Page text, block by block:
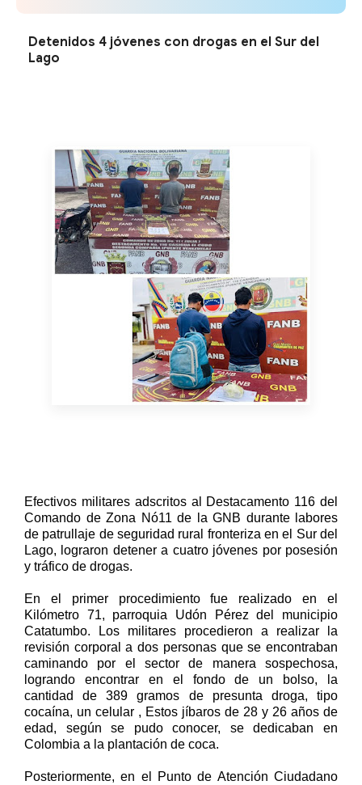
Detenidos 4 jóvenes con drogas en el Sur del
Lago
Efectivos militares adscritos al Destacamento 116 del
Comando de Zona Nó11 de la GNB durante labores
de patrullaje de seguridad rural fronteriza en el Sur del
Lago, lograron detener a cuatro jóvenes por posesión
y tráfico de drogas.
En el primer procedimiento fue realizado en el
Kilómetro 71, parroquia Udón Pérez del municipio
Catatumbo. Los militares procedieron a realizar la
revisión corporal a dos personas que se encontraban
caminando por el sector de manera sospechosa,
logrando encontrar en el fondo de un bolso, la
cantidad de 389 gramos de presunta droga, tipo
cocaína, un celular , Estos jíbaros de 28 y 26 años de
edad, según se pudo conocer, se dedicaban en
Colombia a la plantación de coca.
Posteriormente, en el Punto de Atención Ciudadano